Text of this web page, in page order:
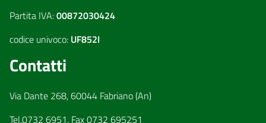
Partita IVA:00872030424
codice univoco: UF852I
Contatti
Via Dante 268, 60044 Fabriano (An)
Tel.0732 6951, Fax 0732 695251